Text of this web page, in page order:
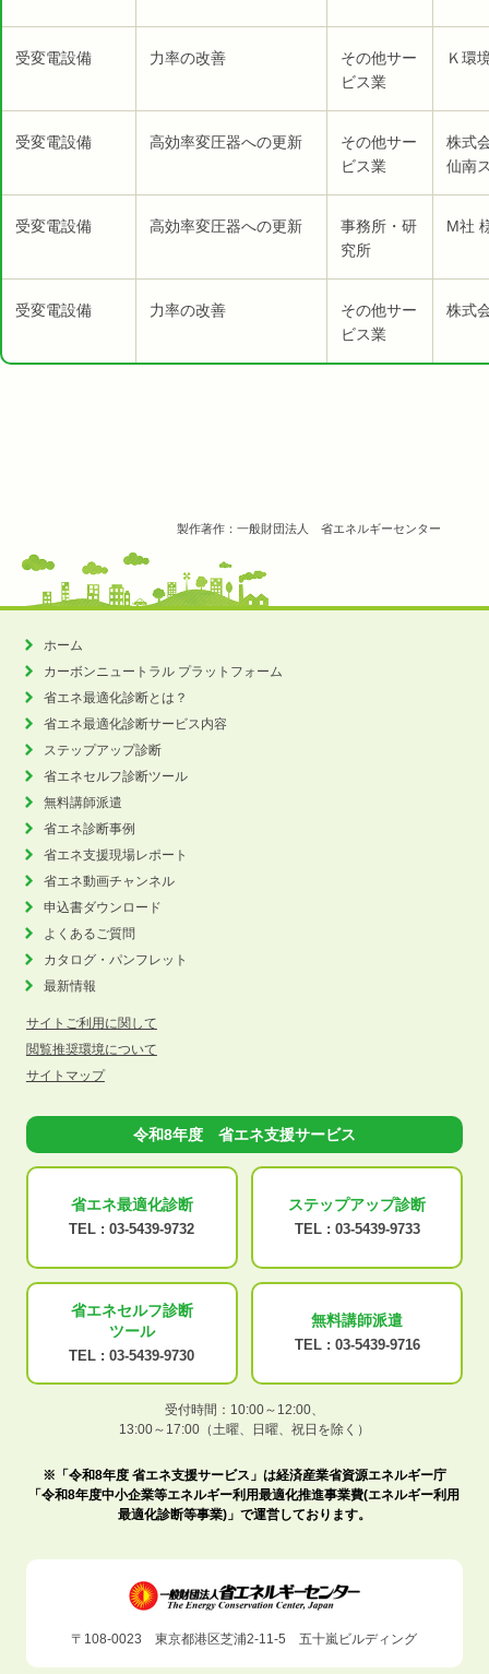
受変電設備 力率の改善
その他サー
ビス業
Ｋ環
受変電設備 高効率変圧器への更新
その他サー
ビス業
株式
仙南
受変電設備 高効率変圧器への更新
事務所・研
究所
M社
受変電設備 力率の改善
その他サー
ビス業
株式
製作著作：一般財団法人 省エネルギーセンター
ホーム
カーボンニュートラル プラットフォーム
省エネ最適化診断とは？
省エネ最適化診断サービス内容
ステップアップ診断
省エネセルフ診断ツール
無料講師派遣
省エネ診断事例
省エネ支援現場レポート
省エネ動画チャンネル
申込書ダウンロード
よくあるご質問
カタログ・パンフレット
最新情報
サイトご利用に関して
閲覧推奨環境について
サイトマップ
令和8年度 省エネ支援サービス
省エネ最適化診断
TEL : 03-5439-9732
ステップアップ診断
TEL : 03-5439-9733
省エネセルフ診断
ツール
TEL : 03-5439-9730
無料講師派遣
TEL : 03-5439-9716
受付時間：10:00～12:00、
13:00～17:00（土曜、日曜、祝日を除く）
※「令和8年度 省エネ支援サービス」は経済産業省資源エネルギー庁
「令和8年度中小企業等エネルギー利用最適化推進事業費(エネルギー利用
最適化診断等事業)」で運営しております。
〒108-0023 東京都港区芝浦2-11-5 五十嵐ビルディング